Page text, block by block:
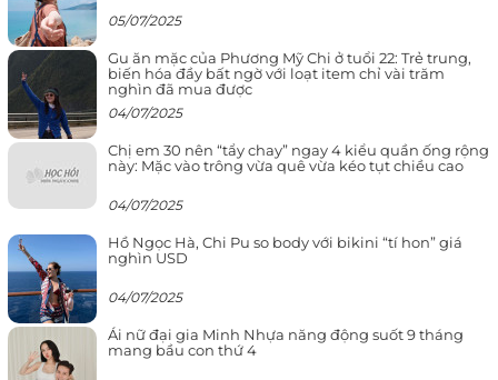
05/07/2025
Gu ăn mặc của Phương Mỹ Chi ở tuổi 22: Trẻ trung,
biến hóa đầy bất ngờ với loạt item chỉ vài trăm
nghìn đã mua được
04/07/2025
Chị em 30 nên “tẩy chay” ngay 4 kiểu quần ống rộng
này: Mặc vào trông vừa quê vừa kéo tụt chiều cao
04/07/2025
Hồ Ngọc Hà, Chi Pu so body với bikini “tí hon” giá
nghìn USD
04/07/2025
Ái nữ đại gia Minh Nhựa năng động suốt 9 tháng
mang bầu con thứ 4